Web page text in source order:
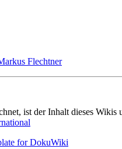
Flechtner
ist der Inhalt dieses